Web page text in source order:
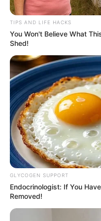
Gobernación del Tolima
Por:Valentina Cortés
Agosto 14, 2021
TIPS AND LIFE HACKS
You Won't Believe What
Shed!
GLYCOGEN SUPPORT
Endocrinologist: If You
Removed!